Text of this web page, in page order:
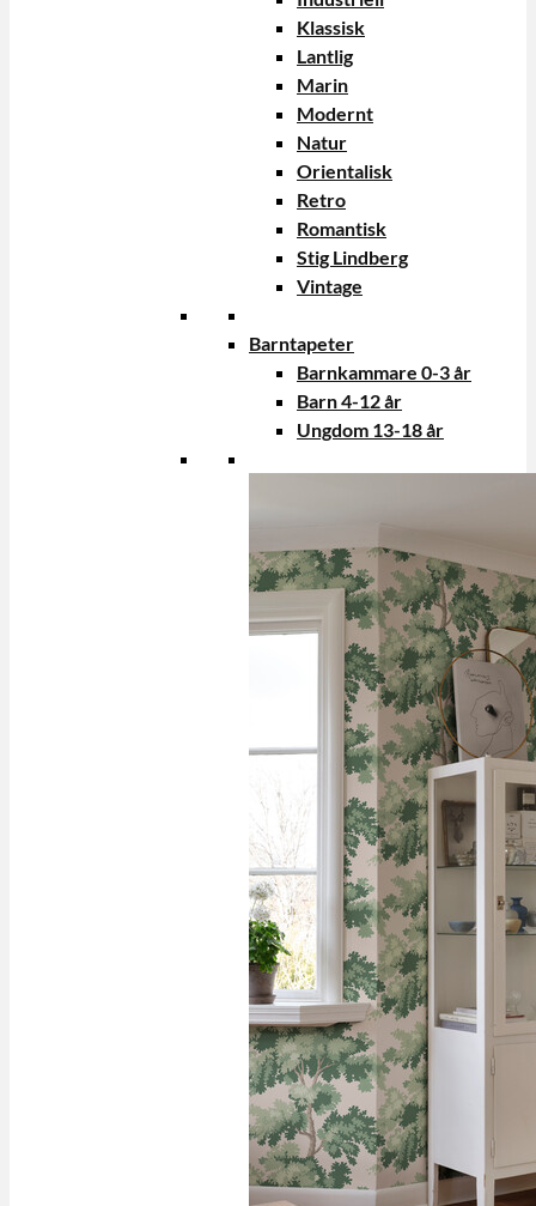
Klassisk
Lantlig
Marin
Modernt
Natur
Orientalisk
Retro
Romantisk
Stig Lindberg
Vintage
Barntapeter
Barnkammare 0-3 år
Barn 4-12 år
Ungdom 13-18 år